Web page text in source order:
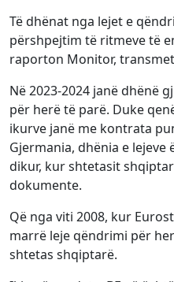
Të dhënat nga lejet e
përshpejtim të ritmeve të
raporton Monitor,
Në 2023-2024 janë dhënë
për herë të parë. Duke
ikurve janë me kontrata
Gjermania, dhënia e lejeve
dikur, kur shtetasit
dokumente.
Që nga viti 2008, kur
marrë leje qëndrimi për
shtetas shqiptarë.